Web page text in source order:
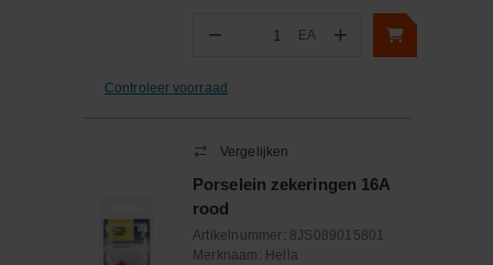
− Aantal
EA +
Controleer voorraad
Vergelijken
Porselein zekeringen 16A
rood
Artikelnummer: 8JS089015801
Merknaam: Hella